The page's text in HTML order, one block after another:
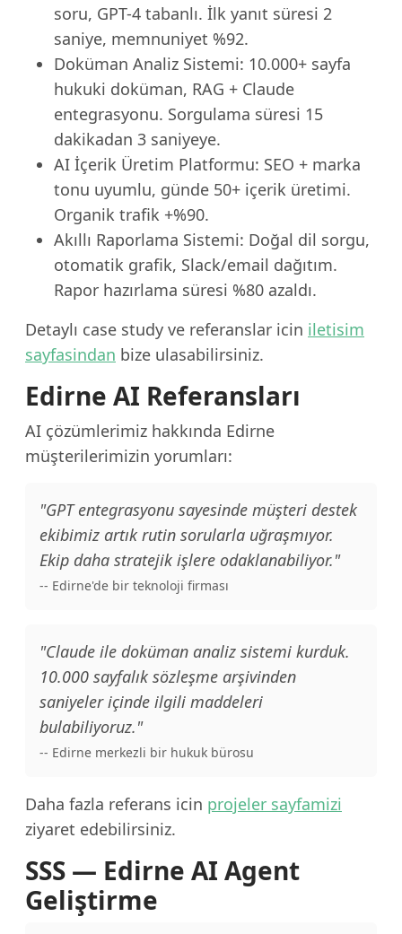
soru, GPT-4 tabanlı. İlk yanıt süresi 2
saniye, memnuniyet %92.
Doküman Analiz Sistemi: 10.000+ sayfa
hukuki doküman, RAG + Claude
entegrasyonu. Sorgulama süresi 15
dakikadan 3 saniyeye.
AI İçerik Üretim Platformu: SEO + marka
tonu uyumlu, günde 50+ içerik üretimi.
Organik trafik +%90.
Akıllı Raporlama Sistemi: Doğal dil sorgu,
otomatik grafik, Slack/email dağıtım.
Rapor hazırlama süresi %80 azaldı.
Detaylı case study ve referanslar icin iletisim
sayfasindan bize ulasabilirsiniz.
Edirne AI Referansları
AI çözümlerimiz hakkında Edirne
müşterilerimizin yorumları:
"GPT entegrasyonu sayesinde müşteri destek
ekibimiz artık rutin sorularla uğraşmıyor.
Ekip daha stratejik işlere odaklanabiliyor."
-- Edirne'de bir teknoloji firması
"Claude ile doküman analiz sistemi kurduk.
10.000 sayfalık sözleşme arşivinden
saniyeler içinde ilgili maddeleri
bulabiliyoruz."
-- Edirne merkezli bir hukuk bürosu
Daha fazla referans icin projeler sayfamizi
ziyaret edebilirsiniz.
SSS — Edirne AI Agent
Geliştirme